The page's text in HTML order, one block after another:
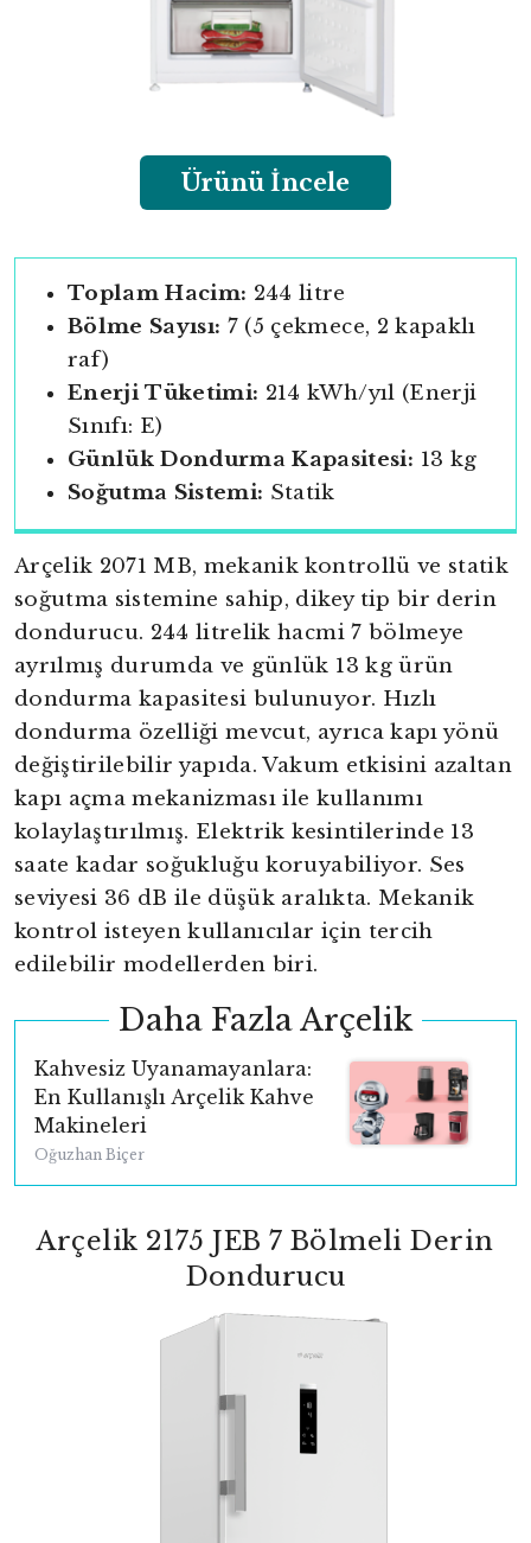
Ürünü İncele
Toplam Hacim: 244 litre
Bölme Sayısı: 7 (5 çekmece, 2 kapaklı
raf)
Enerji Tüketimi: 214 kWh/yıl (Enerji
Sınıfı: E)
Günlük Dondurma Kapasitesi: 13 kg
Soğutma Sistemi: Statik
Arçelik 2071 MB, mekanik kontrollü ve statik
soğutma sistemine sahip, dikey tip bir derin
dondurucu. 244 litrelik hacmi 7 bölmeye
ayrılmış durumda ve günlük 13 kg ürün
dondurma kapasitesi bulunuyor. Hızlı
dondurma özelliği mevcut, ayrıca kapı yönü
değiştirilebilir yapıda. Vakum etkisini azaltan
kapı açma mekanizması ile kullanımı
kolaylaştırılmış. Elektrik kesintilerinde 13
saate kadar soğukluğu koruyabiliyor. Ses
seviyesi 36 dB ile düşük aralıkta. Mekanik
kontrol isteyen kullanıcılar için tercih
edilebilir modellerden biri.
Daha Fazla Arçelik
Kahvesiz Uyanamayanlara:
En Kullanışlı Arçelik Kahve
Makineleri
Oğuzhan Biçer
Arçelik 2175 JEB 7 Bölmeli Derin
Dondurucu